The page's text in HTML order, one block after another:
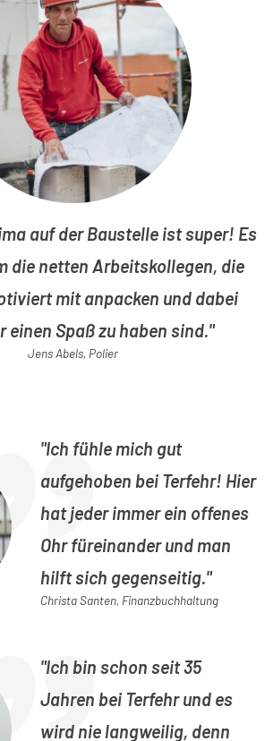
auf der Baustelle ist super! Es
die netten Arbeitskollegen, die
mit anpacken und dabei
einen Spaß zu haben sind.
Jens Abels, Polier
Ich fühle mich gut
aufgehoben bei Terfehr! Hier
hat jeder immer ein offenes
Ohr füreinander und man
hilft sich gegenseitig.
Christa Santen, Finanzbuchhaltung
Ich bin schon seit 35
Jahren bei Terfehr und es
wird nie langweilig, denn